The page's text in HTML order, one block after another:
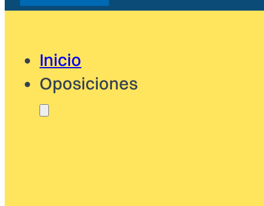
Inicio
Oposiciones